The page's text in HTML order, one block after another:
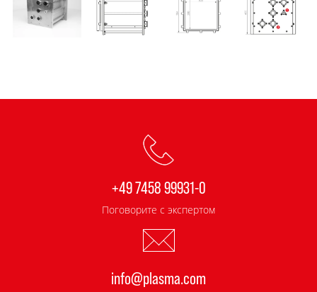
+49 7458 99931-0
Поговорите с экспертом
info@plasma.com